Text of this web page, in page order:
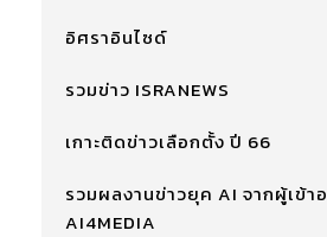
อิศราอินไซด์
รวมข่าว ISRANEWS
เกาะติดข่าวเลือกตั้ง ปี 66
รวมผลงานข่าวยุค AI จากผู้เข้
AI4MEDIA